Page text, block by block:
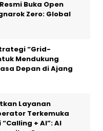
Buka Open
Zero: Global
“Grid-
Mendukung
Depan di Ajang
Layanan
Terkemuka
+ AI”: AI